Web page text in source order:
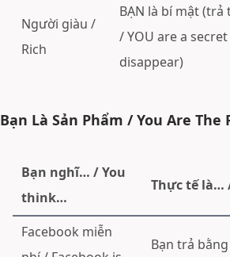
Người giàu /
Rich
BẠN là bí mật
/ YOU are a
disappear)
Bạn Là Sản Phẩm / You Are The
Bạn nghĩ… / You
think…
Thực tế là…
Facebook miễn
Bạn trả